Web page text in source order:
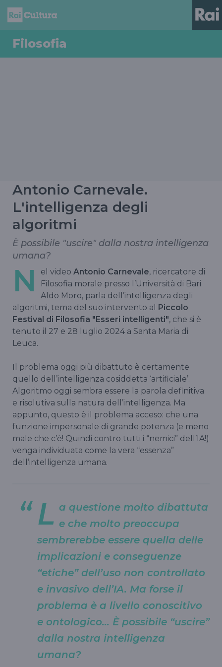
Filosofia
Antonio Carnevale.
L'intelligenza degli
algoritmi
È possibile "uscire" dalla nostra intelligenza
umana?
N el video Antonio Carnevale, ricercatore di
Filosofia morale presso l’Università di Bari
Aldo Moro, parla dell’intelligenza degli
algoritmi, tema del suo intervento al Piccolo
Festival di Filosofia "Esseri intelligenti", che si è
tenuto il 27 e 28 luglio 2024 a Santa Maria di
Leuca.
Il problema oggi più dibattuto è certamente
quello dell’intelligenza cosiddetta ‘artificiale’.
Algoritmo oggi sembra essere la parola definitiva
e risolutiva sulla natura dell’intelligenza. Ma
appunto, questo è il problema acceso: che una
funzione impersonale di grande potenza (e meno
male che c’è! Quindi contro tutti i “nemici” dell’IA!)
venga individuata come la vera “essenza”
dell’intelligenza umana.
L a questione molto dibattuta
e che molto preoccupa
sembrerebbe essere quella delle
implicazioni e conseguenze
“etiche” dell’uso non controllato
e invasivo dell’IA. Ma forse il
problema è a livello conoscitivo
e ontologico... È possibile “uscire”
dalla nostra intelligenza
umana?